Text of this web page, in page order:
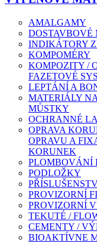
AMALGAMY
DOSTAVBOVÉ
INDIKÁTORY
KOMPOMÉRY
KOMPOZITY /
FAZETOVÉ
LEPTÁNÍ A
MATERIÁLY
MŮSTKY
OCHRANNÉ
OPRAVA
OPRAVU A
KORUNEK
PLOMBOVÁNÍ
PODLOŽKY
PROVIZORNÍ
PROVIZORNÍ
TEKUTÉ /
CEMENTY /
BIOAKTÍVNE